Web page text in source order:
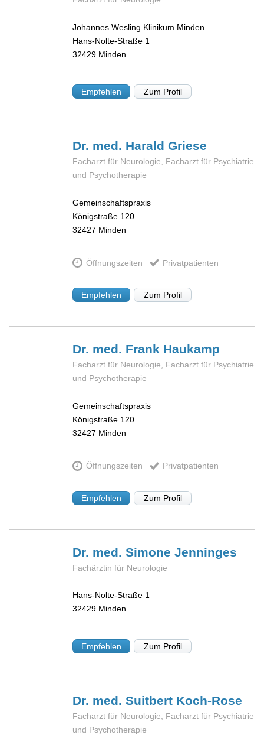
Johannes Wesling Klinikum Minden
Hans-Nolte-Straße 1
32429 Minden
Empfehlen Zum Profil
Dr. med. HaraldGriese
Facharzt für Neurologie, Facharzt für Psychiatrie
und Psychotherapie
Gemeinschaftspraxis
Königstraße 120
32427 Minden
Öffnungszeiten Privatpatienten
Empfehlen Zum Profil
Dr. med. Frank Haukamp
Facharzt für Neurologie, Facharzt für Psychiatrie
und Psychotherapie
Gemeinschaftspraxis
Königstraße 120
32427 Minden
Öffnungszeiten Privatpatienten
Empfehlen Zum Profil
Dr. med. SimoneJenninges
Fachärztin für Neurologie
Hans-Nolte-Straße 1
32429 Minden
Empfehlen Zum Profil
Dr. med. Suitbert Koch-Rose
Facharzt für Neurologie, Facharzt für Psychiatrie
und Psychotherapie